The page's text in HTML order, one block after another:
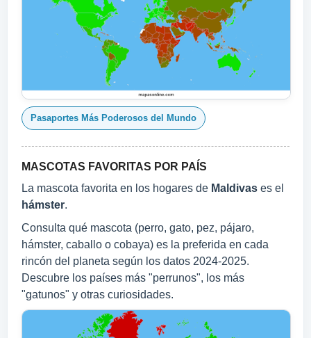
Pasaportes Más Poderosos del Mundo
MASCOTAS FAVORITAS POR PAÍS
La mascota favorita en los hogares de Maldivas es el
hámster.
Consulta qué mascota (perro, gato, pez, pájaro,
hámster, caballo o cobaya) es la preferida en cada
rincón del planeta según los datos 2024‑2025.
Descubre los países más "perrunos", los más
"gatunos" y otras curiosidades.